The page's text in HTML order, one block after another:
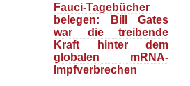
Fauci-Tagebücher
belegen: Bill Gates
war die treibende
Kraft hinter dem
globalen mRNA-
Impfverbrechen